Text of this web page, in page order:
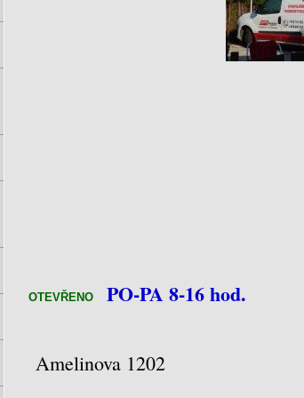
OTEVŘENO PO-PA 8-16 hod.
Amelinova 1202